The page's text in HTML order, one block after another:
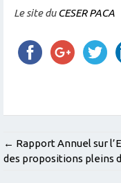
Le site duCESER PACA
POST
← Rapport Annuel sur
des propositions pleins